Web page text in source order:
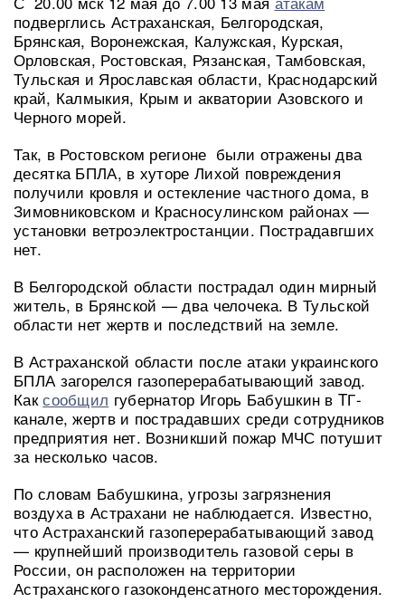
подверглись Астраханская, Белгородская,
Брянская, Воронежская, Калужская, Курская,
Орловская, Ростовская, Рязанская, Тамбовская,
Тульская и Ярославская области, Краснодарский
край, Калмыкия, Крым и акватории Азовского и
Черного морей.
Так, в Ростовском регионе были отражены два
десятка БПЛА, в хуторе Лихой повреждения
получили кровля и остекление частного дома, в
Зимовниковском и Красносулинском районах —
установки ветроэлектростанции. Пострадавгших
нет.
В Белгородской области пострадал один мирный
житель, в Брянской — два челочека. В Тульской
области нет жертв и последствий на земле.
В Астраханской области после атаки украинского
БПЛА загорелся газоперерабатывающий завод.
Каксообщил губернатор Игорь Бабушкин в TГ-
канале, жертв и пострадавших среди сотрудников
предприятия нет. Возникший пожар МЧС потушит
за несколько часов.
По словам Бабушкина, угрозы загрязнения
воздуха в Астрахани не наблюдается. Известно,
что Астраханский газоперерабатывающий завод
— крупнейший производитель газовой серы в
России, он расположен на территории
Астраханского газоконденсатного месторождения.